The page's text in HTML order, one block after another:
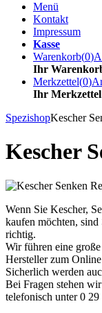
Menü
Kontakt
Impressum
Kasse
Warenkorb(0)
Ihr
Merkzettel(0)
Ihr Merkzettel
SpezishopKescher
Kescher
Wenn Sie Kescher,
kaufen möchten,
richtig.
Wir führen eine
Hersteller zum
Sicherlich werden
Bei Fragen stehen
telefonisch unter 0